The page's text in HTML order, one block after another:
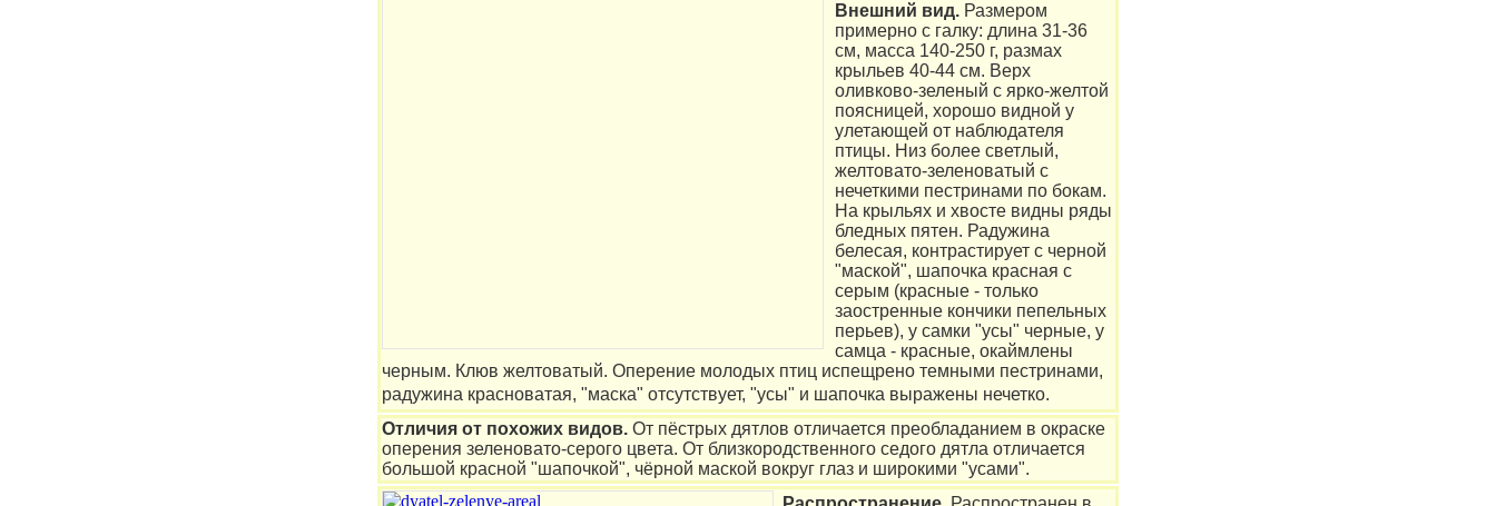
Внешний вид. Размером
примерно с галку: длина 31-36
см, масса 140-250 г, размах
крыльев 40-44 см. Верх
оливково-зеленый с ярко-желтой
поясницей, хорошо видной у
улетающей от наблюдателя
птицы. Низ более светлый,
желтовато-зеленоватый с
нечеткими пестринами по бокам.
На крыльях и хвосте видны ряды
бледных пятен. Радужина
белесая, контрастирует с черной
"маской", шапочка красная с
серым (красные - только
заостренные кончики пепельных
перьев), у самки "усы" черные, у
самца - красные, окаймлены
черным. Клюв желтоватый. Оперение молодых птиц испещрено темными пестринами,
радужина красноватая, "маска" отсутствует, "усы" и шапочка выражены нечетко.
Отличия от похожих видов. От пёстрых дятлов отличается преобладанием в окраске
оперения зеленовато-серого цвета. От близкородственного седого дятла отличается
большой красной "шапочкой", чёрной маской вокруг глаз и широкими "усами".